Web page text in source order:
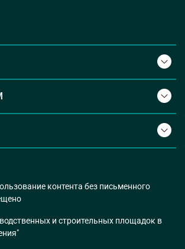
контента без письменного
и строительных площадок в